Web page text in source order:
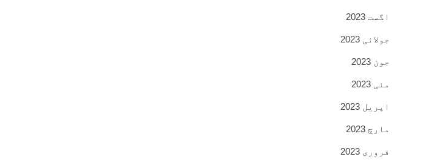
اگست 2023
جولائی 2023
جون 2023
مئی 2023
اپریل 2023
مارچ 2023
فروری 2023